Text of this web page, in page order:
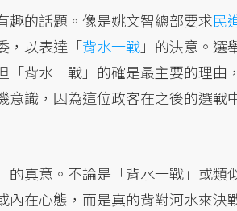
趣的話題。像是姚文智總部要求民
，以表達「背水一戰」的決意。選
背水一戰」的確是最主要的理由
意識，因為這位政客在之後的選戰
的真意。不論是「背水一戰」或類
內在心態，而是真的背對河水來決